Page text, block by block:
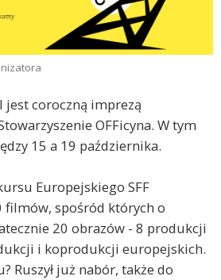
jest coroczną imprezą
OFFicyna. W tym
15 a 19 października.
Europejskiego SFF
filmów, spośród których o
20 obrazów - 8 produkcji
i koprodukcji europejskich.
Ruszył już nabór, także do